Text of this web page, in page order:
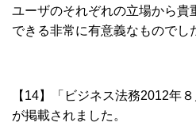
ユーザのそれぞれの立場から貴
できる非常に有意義なものでし
【14】「ビジネス法務2012年
が掲載されました。